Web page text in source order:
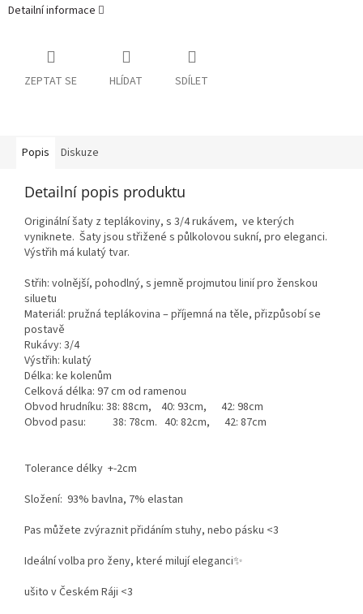
Detailní informace
ZEPTAT SE HLÍDAT SDÍLET
Popis Diskuze
Detailní popis produktu
Originální šaty z teplákoviny, s 3/4 rukávem, ve kterých
vyniknete. Šaty jsou střižené s půlkolovou sukní, pro eleganci.
Výstřih má kulatý tvar.
Střih: volnější, pohodlný, s jemně projmutou linií pro ženskou
siluetu
Materiál: pružná teplákovina – příjemná na těle, přizpůsobí se
postavě
Rukávy: 3/4
Výstřih: kulatý
Délka: ke kolenům
Celková délka: 97 cm od ramenou
Obvod hrudníku: 38: 88cm, 40: 93cm, 42: 98cm
Obvod pasu: 38: 78cm. 40: 82cm, 42: 87cm
Tolerance délky +-2cm
Složení: 93% bavlna, 7% elastan
Pas můžete zvýraznit přidáním stuhy, nebo pásku <3
Ideální volba pro ženy, které milují eleganci✨
ušito v Českém Ráji <3